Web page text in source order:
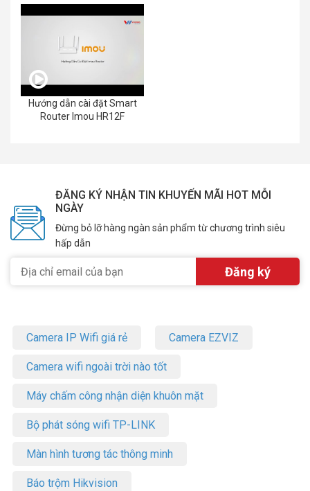
Hướng dẫn cài đặt Smart
Router Imou HR12F
ĐĂNG KÝ NHẬN TIN KHUYẾN MÃI HOT MỖI
NGÀY
Đừng bỏ lỡ hàng ngàn sản phẩm từ chương trình siêu
hấp dẫn
Camera IP Wifi giá rẻ Camera EZVIZ
Camera wifi ngoài trời nào tốt
Máy chấm công nhận diện khuôn mặt
Bộ phát sóng wifi TP-LINK
Màn hình tương tác thông minh
Báo trộm Hikvision